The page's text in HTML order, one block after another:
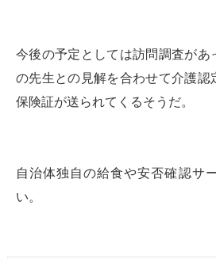
今後の予定としては訪問調査があ
の先生との見解を合わせて介護認
保険証が送られてくるそうだ。
自治体独自の給食や安否確認サ
い。